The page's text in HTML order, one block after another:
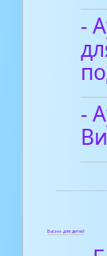
-
-
Басни для детей